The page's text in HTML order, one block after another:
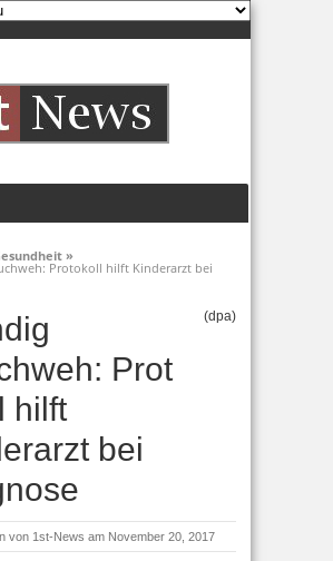
»
Protokoll hilft Kinderarzt bei
Prot
hilft
bei
(dpa)
von 1st-News am November 20, 2017